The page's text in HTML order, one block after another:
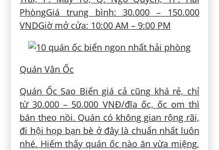
PhòngGiá trung bình: 30.000 – 150.000
VNDGiờ mở cửa: 10:00 AM – 9:00 PM
Quán Vân Ốc
Quán Ốc Sao Biển giá cả cũng khá rẻ, chỉ
từ 30.000 – 50.000 VNĐ/đĩa ốc, ốc om thì
bán theo nồi. Quán có không gian rộng rãi,
đi hội họp bạn bè ở đây là chuẩn nhất luôn
nhé. Hiếm thấy quán ốc nào ăn vừa miệng,